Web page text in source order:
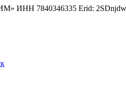
ИНН 7840346335 Erid: